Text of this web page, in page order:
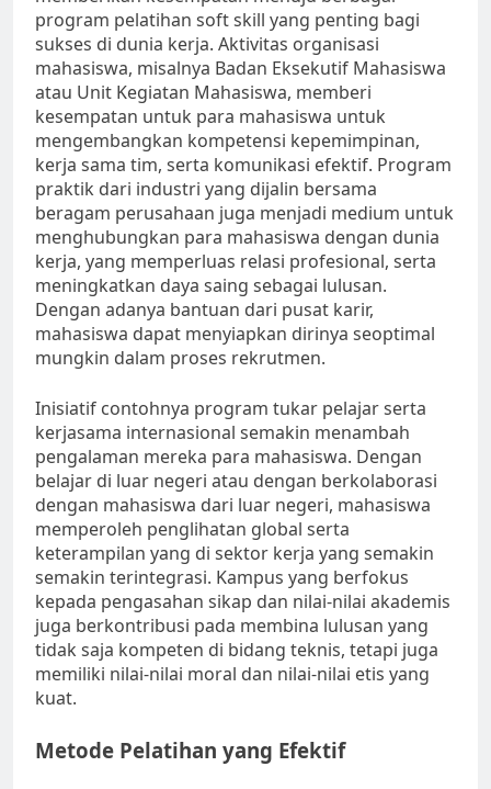
program pelatihan soft skill yang penting bagi
sukses di dunia kerja. Aktivitas organisasi
mahasiswa, misalnya Badan Eksekutif Mahasiswa
atau Unit Kegiatan Mahasiswa, memberi
kesempatan untuk para mahasiswa untuk
mengembangkan kompetensi kepemimpinan,
kerja sama tim, serta komunikasi efektif. Program
praktik dari industri yang dijalin bersama
beragam perusahaan juga menjadi medium untuk
menghubungkan para mahasiswa dengan dunia
kerja, yang memperluas relasi profesional, serta
meningkatkan daya saing sebagai lulusan.
Dengan adanya bantuan dari pusat karir,
mahasiswa dapat menyiapkan dirinya seoptimal
mungkin dalam proses rekrutmen.
Inisiatif contohnya program tukar pelajar serta
kerjasama internasional semakin menambah
pengalaman mereka para mahasiswa. Dengan
belajar di luar negeri atau dengan berkolaborasi
dengan mahasiswa dari luar negeri, mahasiswa
memperoleh penglihatan global serta
keterampilan yang di sektor kerja yang semakin
semakin terintegrasi. Kampus yang berfokus
kepada pengasahan sikap dan nilai-nilai akademis
juga berkontribusi pada membina lulusan yang
tidak saja kompeten di bidang teknis, tetapi juga
memiliki nilai-nilai moral dan nilai-nilai etis yang
kuat.
Metode Pelatihan yang Efektif